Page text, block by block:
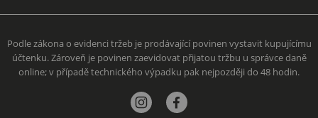
Podle zákona o evidenci tržeb je prodávající povinen vystavit kupujícímu
účtenku. Zároveň je povinen zaevidovat přijatou tržbu u správce daně
online; v případě technického výpadku pak nejpozději do 48 hodin.